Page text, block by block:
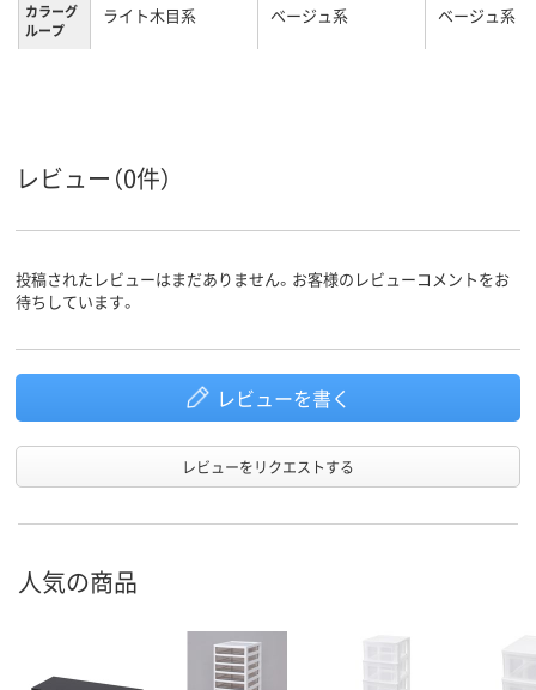
カラーグ
ループ
ライト木目系 ベージュ系 ベージュ系
レビュー（0件）
投稿されたレビューはまだありません。お客様のレビューコメントをお
待ちしています。
レビューを書く
レビューをリクエストする
人気の商品